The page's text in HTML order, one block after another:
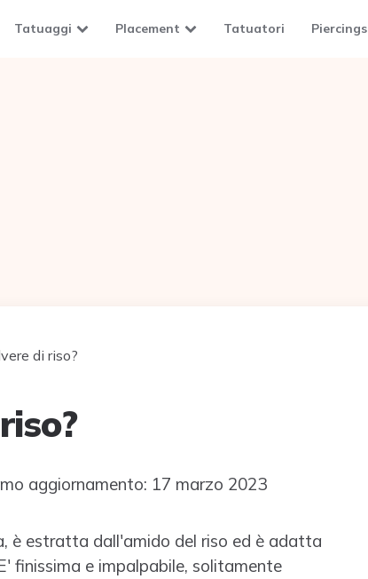
Tatuaggi Placement Tatuatori Piercings
di riso?
aggiornamento: 17 marzo 2023
è estratta dall'amido del riso ed è adatta
finissima e impalpabile, solitamente